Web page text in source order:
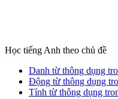
Học tiếng Anh theo chủ đề
Danh từ thông dụng
Động từ thông dụng
Tính từ thông dụng